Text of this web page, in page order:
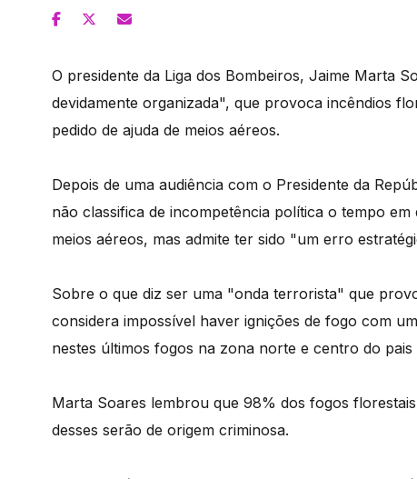
O presidente da Liga dos Bombeiros, Jaime Marta
devidamente organizada", que provoca incêndios
pedido de ajuda de meios aéreos.
Depois de uma audiência com o Presidente da
não classifica de incompetência política o tempo
meios aéreos, mas admite ter sido "um erro
Sobre o que diz ser uma "onda terrorista" que
considera impossível haver ignições de fogo com
nestes últimos fogos na zona norte e centro do pais
Marta Soares lembrou que 98% dos fogos
desses serão de origem criminosa.